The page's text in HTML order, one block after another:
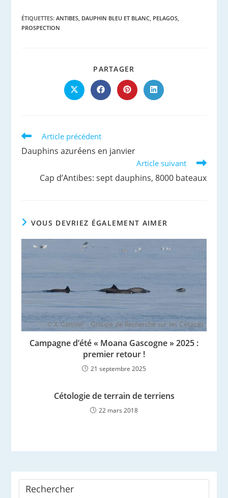
ÉTIQUETTES:ANTIBES, DAUPHIN BLEU ET BLANC, PELAGOS,
PROSPECTION
PARTAGER
CONTENU
Ouvrir
dans
Ouvrir
dans
Ouvrir
dans
Ouvrir
dans
Read
articles
Article précédent
Dauphins azuréens en janvier
Article suivant
Cap d’Antibes: sept dauphins, 8000 bateaux
VOUS DEVRIEZ ÉGALEMENT AIMER
Campagne d’été « Moana Gascogne » 2025 :
premier retour !
21 septembre 2025
Cétologie de terrain de terriens
22 mars 2018